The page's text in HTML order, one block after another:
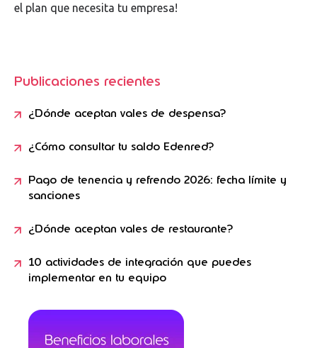
el plan que necesita tu empresa!
Publicaciones recientes
¿Dónde aceptan vales de despensa?
¿Cómo consultar tu saldo Edenred?
Pago de tenencia y refrendo 2026: fecha límite y
sanciones
¿Dónde aceptan vales de restaurante?
10 actividades de integración que puedes
implementar en tu equipo